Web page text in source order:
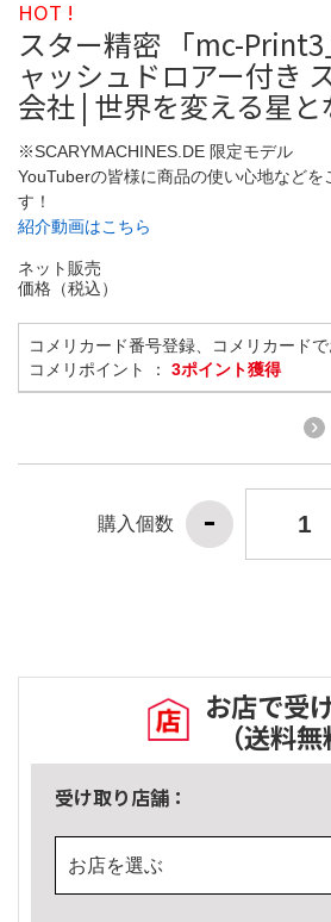
HOT !
スター精密 「mc-
ャッシュドロアー付き
会社 | 世界を変える星と
※SCARYMACHINES.DE 限定モデル
YouTuberの皆様に商品の使い心地などを
す！
紹介動画はこちら
ネット販売
価格（税込）
コメリカード番号登録、コメリカード
コメリポイント ： 3ポイント獲得
購入個数
お店で受
（送料無
受け取り店舗：
お店を選ぶ